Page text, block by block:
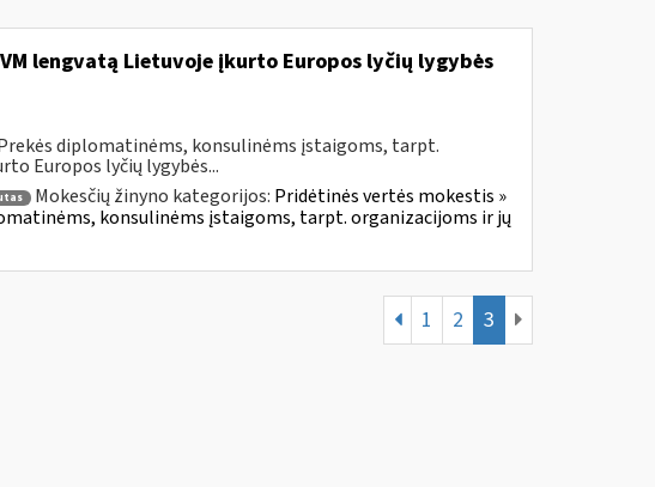
lengvatą Lietuvoje įkurto Europos lyčių lygybės
diplomatinėms, konsulinėms įstaigoms, tarpt.
Europos lyčių lygybės...
Mokesčių žinyno kategorijos: Pridėtinės vertės mokestis »
konsulinėms įstaigoms, tarpt. organizacijoms ir jų
1 2 3